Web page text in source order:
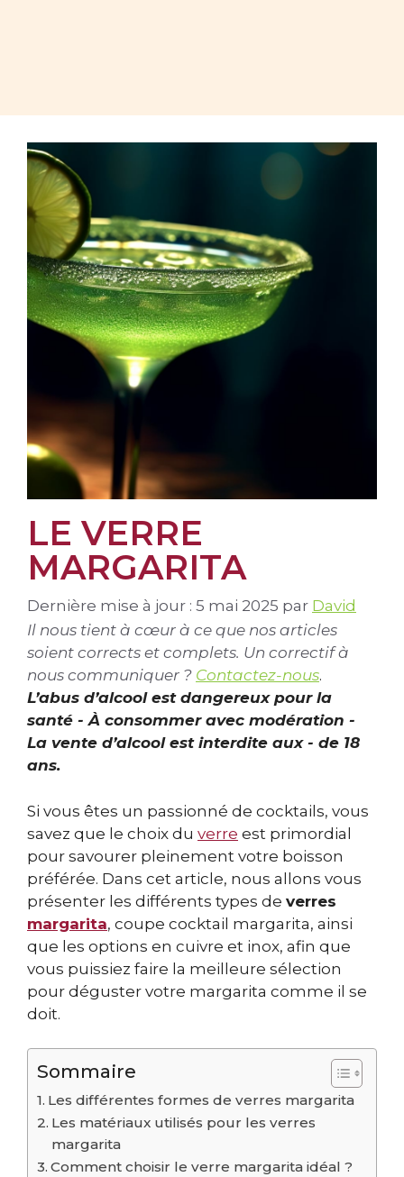
LE VERRE
MARGARITA
Dernière mise à jour : 5 mai 2025 par David
Il nous tient à cœur à ce que nos articles
soient corrects et complets. Un correctif à
nous communiquer ? Contactez-nous.
L’abus d’alcool est dangereux pour la
santé - À consommer avec modération -
La vente d’alcool est interdite aux - de 18
ans.
Si vous êtes un passionné de cocktails, vous
savez que le choix du verre est primordial
pour savourer pleinement votre boisson
préférée. Dans cet article, nous allons vous
présenter les différents types de verres
margarita, coupe cocktail margarita, ainsi
que les options en cuivre et inox, afin que
vous puissiez faire la meilleure sélection
pour déguster votre margarita comme il se
doit.
Sommaire
Les différentes formes de verres margarita
Les matériaux utilisés pour les verres
margarita
Comment choisir le verre margarita idéal ?